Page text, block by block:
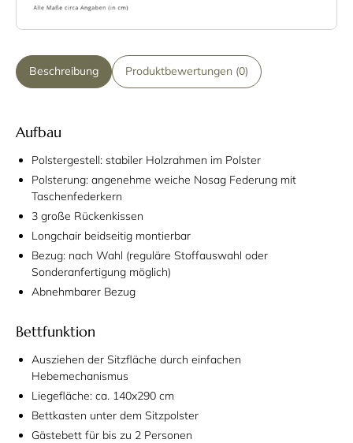
Beschreibung Produktbewertungen (0)
Aufbau
Polstergestell: stabiler Holzrahmen im Polster
Polsterung: angenehme weiche Nosag Federung mit
Taschenfederkern
3 große Rückenkissen
Longchair beidseitig montierbar
Bezug: nach Wahl (reguläre Stoffauswahl oder
Sonderanfertigung möglich)
Abnehmbarer Bezug
Bettfunktion
Ausziehen der Sitzfläche durch einfachen
Hebemechanismus
Liegefläche: ca. 140x290 cm
Bettkasten unter dem Sitzpolster
Gästebett für bis zu 2 Personen